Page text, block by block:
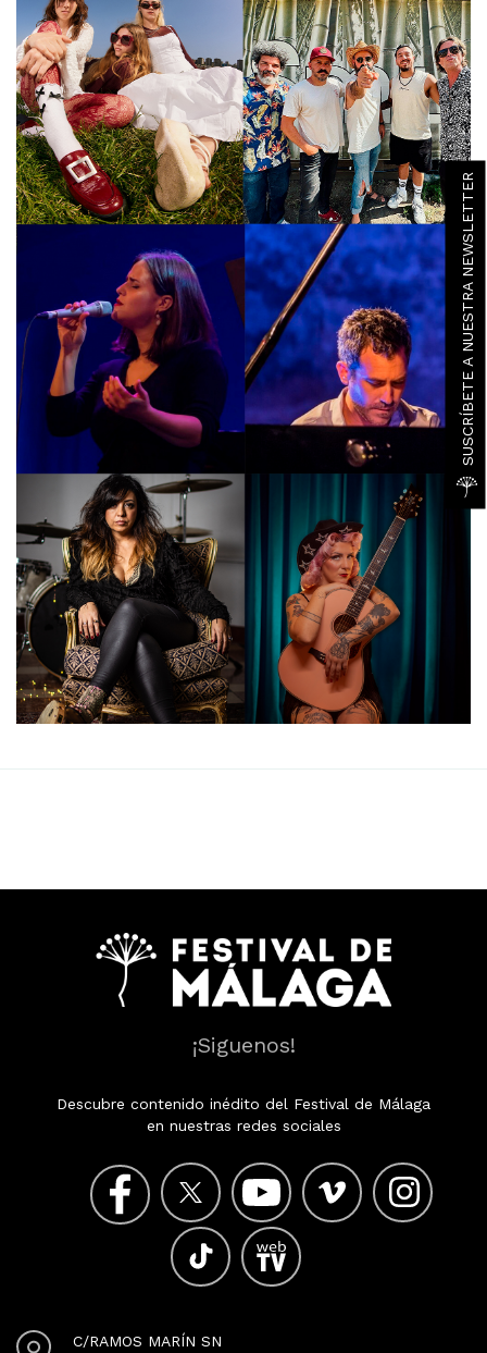
SUSCRÍBETE A NUESTRA NEWSLETTER
¡Siguenos!
Descubre contenido inédito del Festival de Málaga
en nuestras redes sociales
C/RAMOS MARÍN SN